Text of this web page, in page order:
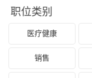
职位类别
医疗健康
销售